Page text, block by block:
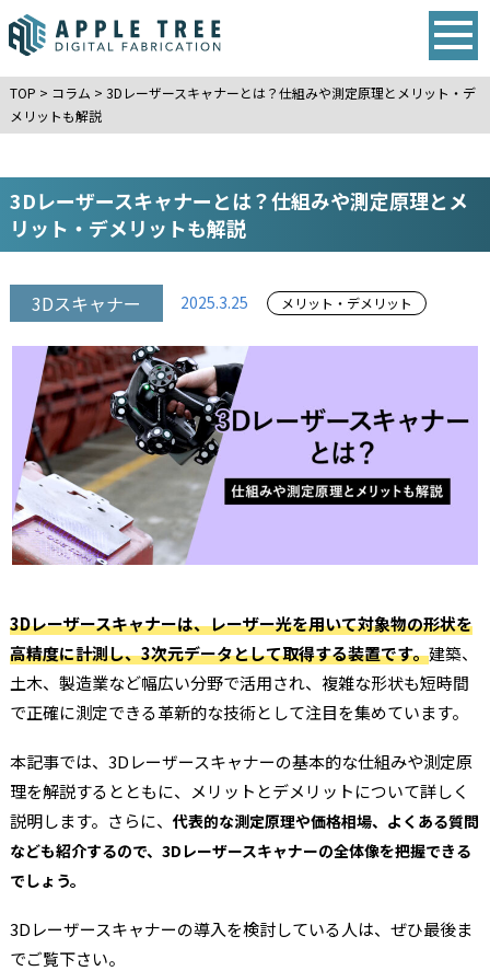
TOP > コラム > 3Dレーザースキャナーとは？仕組みや測定原理とメリット・デ
メリットも解説
3Dレーザースキャナーとは？仕組みや測定原理とメ
リット・デメリットも解説
3Dスキャナー 2025.3.25 メリット・デメリット
3Dレーザースキャナーは、レーザー光を用いて対象物の形状を
高精度に計測し、3次元データとして取得する装置です。建築、
土木、製造業など幅広い分野で活用され、複雑な形状も短時間
で正確に測定できる革新的な技術として注目を集めています。
本記事では、3Dレーザースキャナーの基本的な仕組みや測定原
理を解説するとともに、メリットとデメリットについて詳しく
説明します。さらに、 代表的な測定原理や価格相場、よくある質問
なども紹介するので、3Dレーザースキャナーの全体像を把握できる
でしょう。
3Dレーザースキャナーの導入を検討している人は、ぜひ最後ま
でご覧下さい。